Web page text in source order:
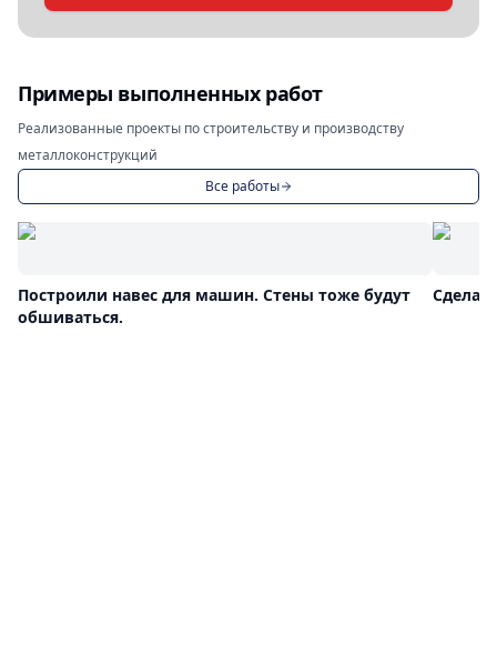
Примеры выполненных работ
Реализованные проекты по строительству и производству
металлоконструкций
Все работы
Построили навес для машин. Стены тоже будут
обшиваться.